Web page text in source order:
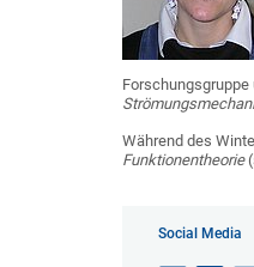
Während des
Funktionentheorie
Social Media